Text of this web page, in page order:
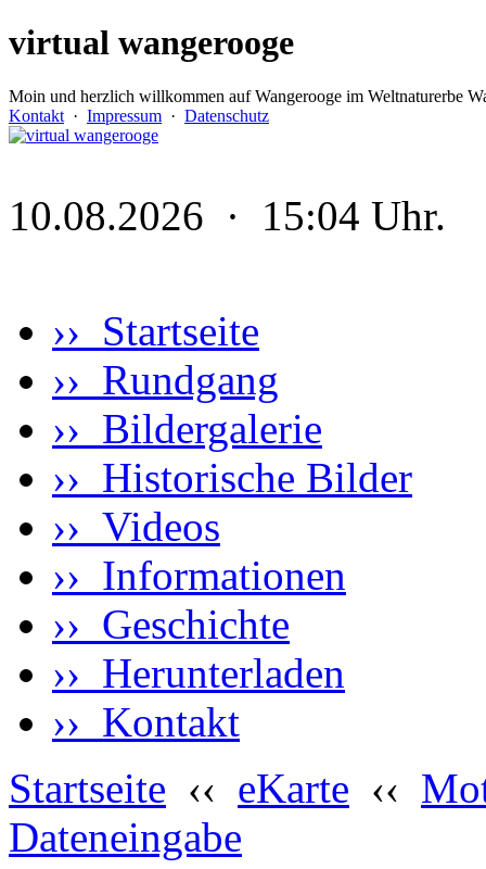
virtual wangerooge
Moin und herzlich willkommen auf Wangerooge im Weltnaturerbe
Kontakt · Impressum · Datenschutz
10.08.2026 · 15:04 Uhr.
›› Startseite
›› Rundgang
›› Bildergalerie
›› Historische Bilder
›› Videos
›› Informationen
›› Geschichte
›› Herunterladen
›› Kontakt
Startseite ‹‹ eKarte ‹‹
Dateneingabe